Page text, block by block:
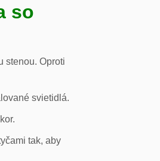
so
stenou. Oproti
svietidlá.
tak, aby